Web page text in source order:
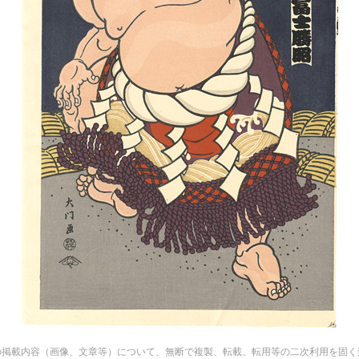
載内容（画像、文章等）について、無断で複製、転載、転用等の二次利用を固く